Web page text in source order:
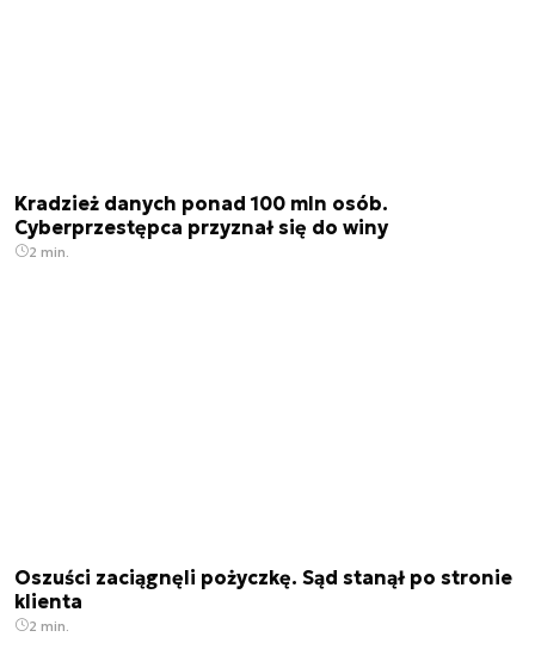
Kradzież danych ponad 100 mln osób.
Cyberprzestępca przyznał się do winy
2 min.
Oszuści zaciągnęli pożyczkę. Sąd stanął po stronie
klienta
2 min.